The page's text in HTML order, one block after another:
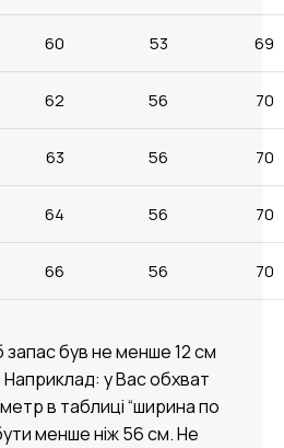
60 53 69
62 56 70
63 56 70
64 56 70
66 56 70
був не менше 12 см
у Вас обхват
в таблиці “ширина по
менше ніж 56 см. Не